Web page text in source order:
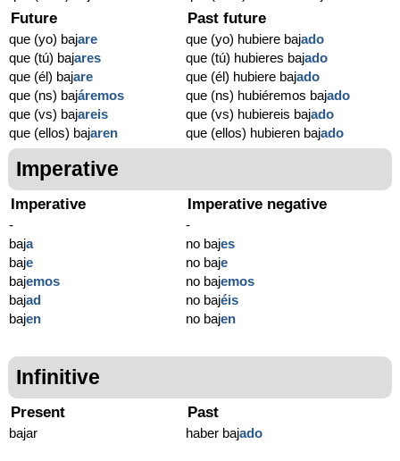
Future
que (yo) bajare
que (tú) bajares
que (él) bajare
que (ns) bajáremos
que (vs) bajareis
que (ellos) bajaren
Past future
que (yo) hubiere bajado
que (tú) hubieres bajado
que (él) hubiere bajado
que (ns) hubiéremos bajado
que (vs) hubiereis bajado
que (ellos) hubieren bajado
Imperative
Imperative
-
baja
baje
bajemos
bajad
bajen
Imperative negative
-
no bajes
no baje
no bajemos
no bajéis
no bajen
Infinitive
Present
bajar
Past
haber bajado